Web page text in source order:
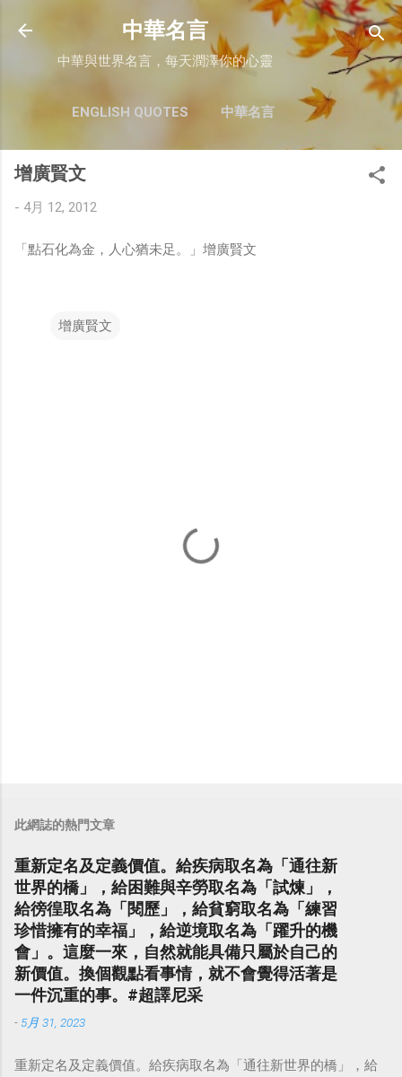
跳至主要內容
中華名言
中華與世界名言，每天潤澤你的心靈
ENGLISH QUOTES 中華名言
增廣賢文
- 4月 12, 2012
「點石化為金，人心猶未足。」增廣賢文
增廣賢文
此網誌的熱門文章
重新定名及定義價值。給疾病取名為「通往新
世界的橋」，給困難與辛勞取名為「試煉」，
給徬徨取名為「閱歷」，給貧窮取名為「練習
珍惜擁有的幸福」，給逆境取名為「躍升的機
會」。這麼一來，自然就能具備只屬於自己的
新價值。換個觀點看事情，就不會覺得活著是
一件沉重的事。#超譯尼采
- 5月 31, 2023
重新定名及定義價值。給疾病取名為「通往新世界的橋」，給